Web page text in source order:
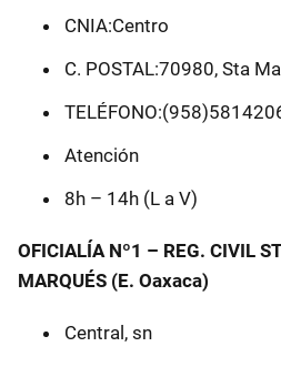
CNIA:Centro
C. POSTAL:70980, Sta
Atención
8h – 14h (L a V)
OFICIALÍA Nº1 – REG. CIVIL
MARQUÉS (E. Oaxaca)
Central, sn